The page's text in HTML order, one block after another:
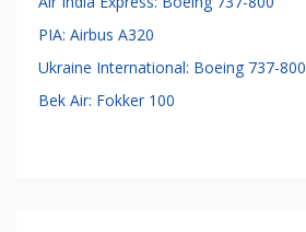
PIA: Airbus A320
Ukraine International: Boeing 737-800
Bek Air: Fokker 100